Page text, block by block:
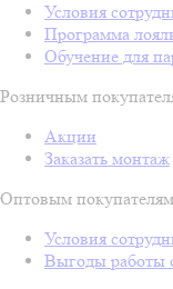
Условия
Программа
Обучение для
Розничным
Акции
Заказать монтаж
Оптовым покупателям
Условия
Выгоды работы